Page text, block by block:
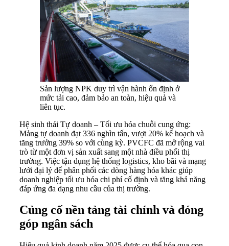
Sản lượng NPK duy trì vận hành ổn định ở
mức tải cao, đảm bảo an toàn, hiệu quả và
liên tục.
Hệ sinh thái Tự doanh – Tối ưu hóa chuỗi cung ứng:
Mảng tự doanh đạt 336 nghìn tấn, vượt 20% kế hoạch và
tăng trưởng 39% so với cùng kỳ. PVCFC đã mở rộng vai
trò từ một đơn vị sản xuất sang một nhà điều phối thị
trường. Việc tận dụng hệ thống logistics, kho bãi và mạng
lưới đại lý để phân phối các dòng hàng hóa khác giúp
doanh nghiệp tối ưu hóa chi phí cố định và tăng khả năng
đáp ứng đa dạng nhu cầu của thị trường.
Củng cố nền tảng tài chính và đóng
góp ngân sách